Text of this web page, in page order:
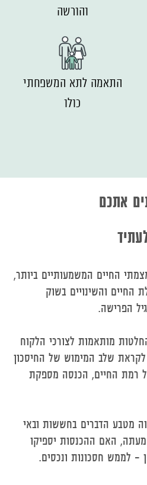
והורשה
התאמה לתא המשפחתי
כולו
אתכם
החיים המשמעותיים ביותר,
החיים והשינויים בשוק
הפרישה.
מותאמות לצורכי הלקוח
לקראת שלב המימוש של החיסכון
רמת החיים, הכנסה מספקת
מטבע הדברים בחששות ובאי
מעתה, האם ההכנסות יספיקו
– לממש חסכונות ונכסים.